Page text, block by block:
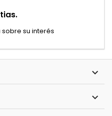
su interés

